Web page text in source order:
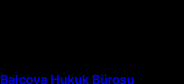
Balçova Hukuk Bürosu